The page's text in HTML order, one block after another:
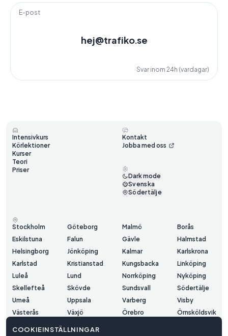
E-post
hej@trafiko.se
Svar inom 24h (vardagar)
Intensivkurs
Körlektioner
Kurser
Teori
Priser
Kontakt
Jobba med oss
Dark mode
Svenska
Södertälje
Stockholm Göteborg Malmö
Borås
Eskilstuna
Falun Gävle
Halmstad
Helsingborg
Jönköping Kalmar
Karlskrona
Karlstad
Kristianstad Kungsbacka
Linköping
Luleå
Lund Norrköping
Nyköping
Skellefteå
Skövde Sundsvall
Södertälje
Umeå
Uppsala Varberg
Visby
Västerås
Växjö Örebro
Örnsköldsvik
COOKIEINSTÄLLNINGAR